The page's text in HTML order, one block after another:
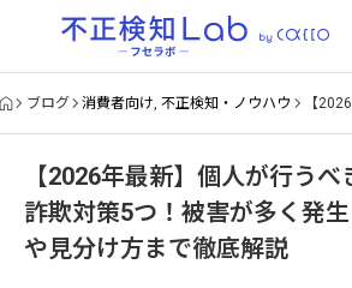
ブログ 消費者向け,不正検知・ノウハウ 【
【2026年最新】個人が行う
詐欺対策5つ！被害が多く発
や見分け方まで徹底解説